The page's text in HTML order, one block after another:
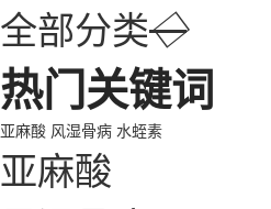
全部分类◇
热门关键词
亚麻酸 风湿骨病 水蛭素
亚麻酸